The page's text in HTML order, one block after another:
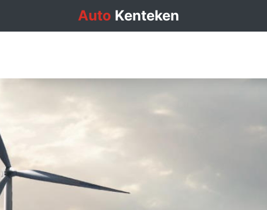
Auto Kenteken